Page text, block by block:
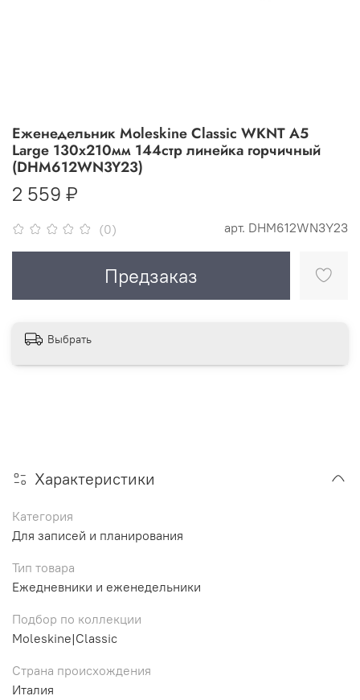
(0) арт. DHM612WN3Y23
Еженедельник Moleskine Classic WKNT A5
Large 130х210мм 144стр линейка горчичный
(DHM612WN3Y23)
2 559 ₽
Предзаказ
Выбрать
Характеристики
Категория
Для записей и планирования
Тип товара
Ежедневники и еженедельники
Подбор по коллекции
Moleskine|Classic
Страна происхождения
Италия